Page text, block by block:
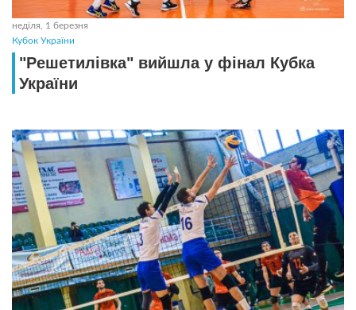
неділя, 1 березня
Кубок України
"Решетилівка" вийшла у фінал Кубка
України